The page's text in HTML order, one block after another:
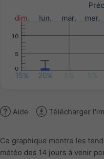
dim.
lun. mar. mer.
15% 20% 5% 5%
Aide Télécharger
Ce graphique montre les
météo des 14 jours à venir